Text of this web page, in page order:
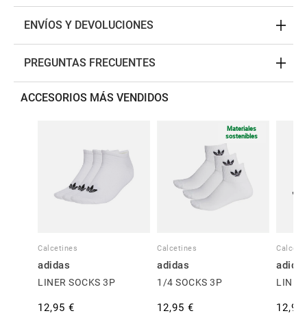
ENVÍOS Y DEVOLUCIONES
PREGUNTAS FRECUENTES
ACCESORIOS MÁS VENDIDOS
Calcetines
adidas
LINER SOCKS 3P
12,95 €
Materiales
sostenibles
Calcetines
adidas
1/4 SOCKS 3P
12,95 €
LINER
12,95